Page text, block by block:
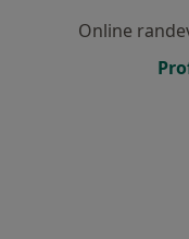
Online